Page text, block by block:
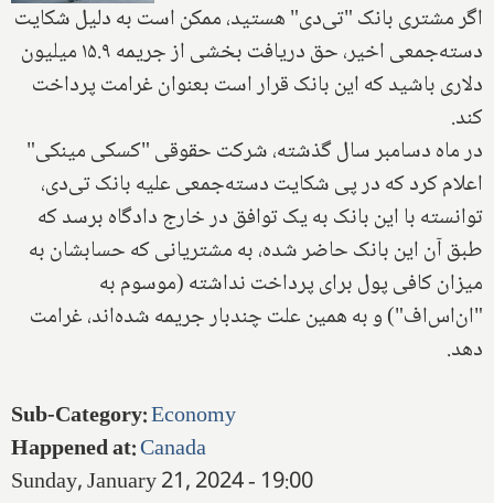
اگر مشتری بانک "تی‌دی" هستید، ممکن است به دلیل شکایت
دسته‌جمعی اخیر، حق دریافت بخشی از جریمه ۱۵.۹ میلیون
دلاری باشید که این بانک قرار است بعنوان غرامت پرداخت
کند.
در ماه دسامبر سال گذشته، شرکت حقوقی "کسکی مینکی"
اعلام کرد که در پی شکایت دسته‌جمعی علیه بانک تی‌دی،
توانسته با این بانک به یک توافق در خارج دادگاه برسد که
طبق آن این بانک حاضر شده، به مشتریانی که حسابشان به
میزان کافی پول برای پرداخت نداشته (موسوم به
"ان‌اس‌اف") و به همین علت چندبار جریمه شده‌اند، غرامت
دهد.
Sub-Category:Economy
Happened at:Canada
Sunday, January 21, 2024 - 19:00